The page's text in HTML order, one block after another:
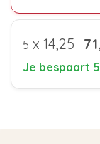
5 x 14,25
Je bespaart